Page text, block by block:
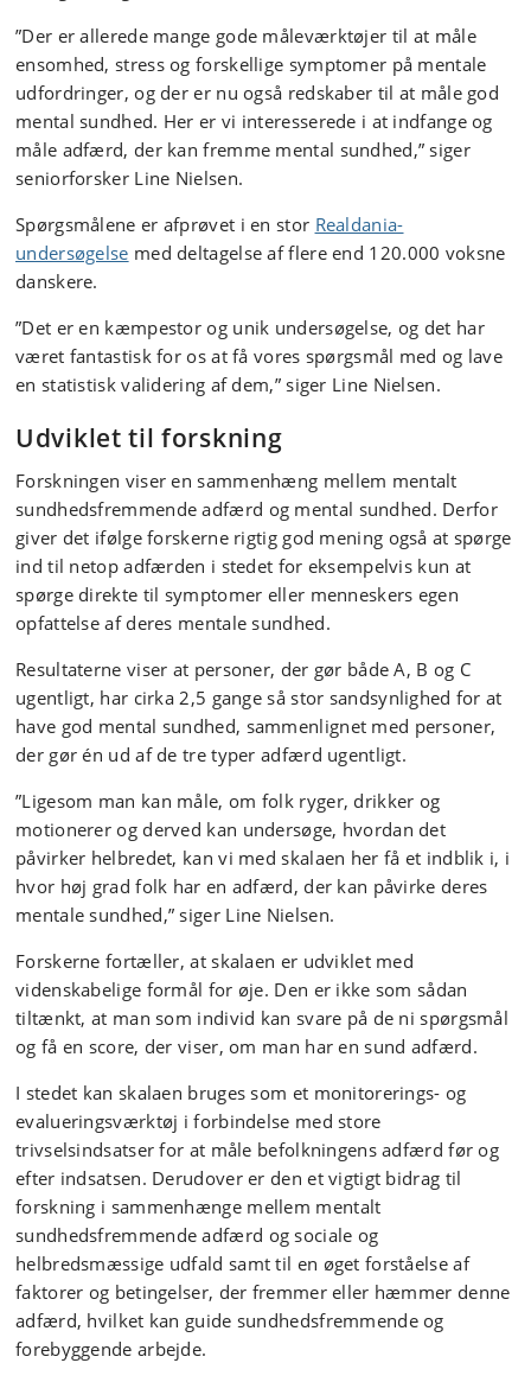
”Der er allerede mange gode måleværktøjer til at måle
ensomhed, stress og forskellige symptomer på mentale
udfordringer, og der er nu også redskaber til at måle god
mental sundhed. Her er vi interesserede i at indfange og
måle adfærd, der kan fremme mental sundhed,” siger
seniorforsker Line Nielsen.
Spørgsmålene er afprøvet i en stor Realdania-
undersøgelse med deltagelse af flere end 120.000 voksne
danskere.
”Det er en kæmpestor og unik undersøgelse, og det har
været fantastisk for os at få vores spørgsmål med og lave
en statistisk validering af dem,” siger Line Nielsen.
Udviklet til forskning
Forskningen viser en sammenhæng mellem mentalt
sundhedsfremmende adfærd og mental sundhed. Derfor
giver det ifølge forskerne rigtig god mening også at spørge
ind til netop adfærden i stedet for eksempelvis kun at
spørge direkte til symptomer eller menneskers egen
opfattelse af deres mentale sundhed.
Resultaterne viser at personer, der gør både A, B og C
ugentligt, har cirka 2,5 gange så stor sandsynlighed for at
have god mental sundhed, sammenlignet med personer,
der gør én ud af de tre typer adfærd ugentligt.
”Ligesom man kan måle, om folk ryger, drikker og
motionerer og derved kan undersøge, hvordan det
påvirker helbredet, kan vi med skalaen her få et indblik i, i
hvor høj grad folk har en adfærd, der kan påvirke deres
mentale sundhed,” siger Line Nielsen.
Forskerne fortæller, at skalaen er udviklet med
videnskabelige formål for øje. Den er ikke som sådan
tiltænkt, at man som individ kan svare på de ni spørgsmål
og få en score, der viser, om man har en sund adfærd.
I stedet kan skalaen bruges som et monitorerings- og
evalueringsværktøj i forbindelse med store
trivselsindsatser for at måle befolkningens adfærd før og
efter indsatsen. Derudover er den et vigtigt bidrag til
forskning i sammenhænge mellem mentalt
sundhedsfremmende adfærd og sociale og
helbredsmæssige udfald samt til en øget forståelse af
faktorer og betingelser, der fremmer eller hæmmer denne
adfærd, hvilket kan guide sundhedsfremmende og
forebyggende arbejde.